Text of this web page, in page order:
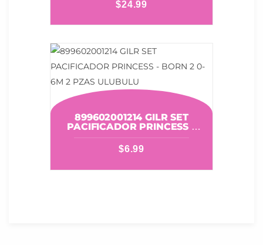
$24.99
899602001214 GILR SET
PACIFICADOR PRINCESS –
BORN 2 0-6M 2 PZAS
ULUBULU
$6.99